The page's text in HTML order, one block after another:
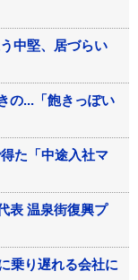
中堅、居づらい
の...「飽きっぽい
た「中途入社マ
表 温泉街復興プ
乗り遅れる会社に